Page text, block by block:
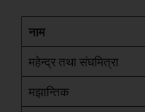
नाम
महेन्द्र तथा संघमित्रा
मझान्तिक